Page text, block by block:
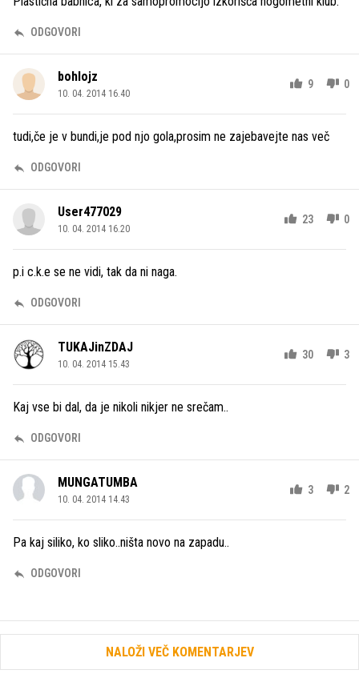
ODGOVORI
bohlojz
10. 04. 2014 16.40
9 0
tudi,če je v bundi,je pod njo gola,prosim ne zajebavejte nas več
ODGOVORI
User477029
10. 04. 2014 16.20
23 0
p.i c.k.e se ne vidi, tak da ni naga.
ODGOVORI
TUKAJinZDAJ
10. 04. 2014 15.43
30 3
Kaj vse bi dal, da je nikoli nikjer ne srečam..
ODGOVORI
MUNGATUMBA
10. 04. 2014 14.43
3 2
Pa kaj siliko, ko sliko..ništa novo na zapadu..
ODGOVORI
NALOŽI VEČ KOMENTARJEV